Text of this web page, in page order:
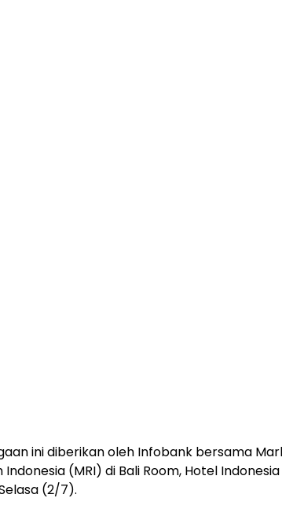
ini diberikan oleh Infobank bersama
Indonesia (MRI) di Bali Room, Hotel
(2/7).